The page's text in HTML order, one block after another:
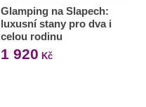
Glamping na Slapech:
luxusní stany pro dva i
celou rodinu
1 920 Kč